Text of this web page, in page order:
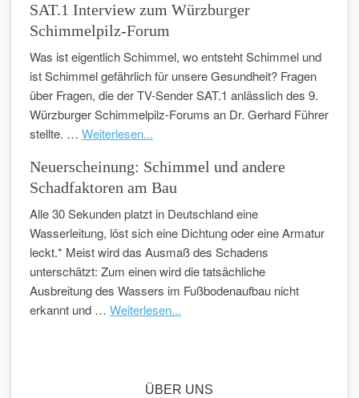
SAT.1 Interview zum Würzburger
Schimmelpilz-Forum
Was ist eigentlich Schimmel, wo entsteht Schimmel und
ist Schimmel gefährlich für unsere Gesundheit? Fragen
über Fragen, die der TV-Sender SAT.1 anlässlich des 9.
Würzburger Schimmelpilz-Forums an Dr. Gerhard Führer
stellte. … Weiterlesen...
Neuerscheinung: Schimmel und andere
Schadfaktoren am Bau
Alle 30 Sekunden platzt in Deutschland eine
Wasserleitung, löst sich eine Dichtung oder eine Armatur
leckt.* Meist wird das Ausmaß des Schadens
unterschätzt: Zum einen wird die tatsächliche
Ausbreitung des Wassers im Fußbodenaufbau nicht
erkannt und … Weiterlesen...
ÜBER UNS